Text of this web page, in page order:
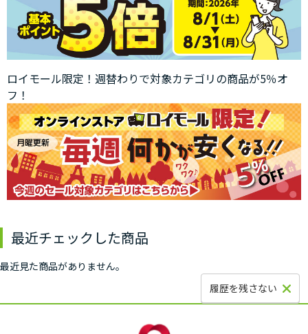
ロイモール限定！週替わりで対象カテゴリの商品が5％オ
フ！
最近チェックした商品
最近見た商品がありません。
履歴を残さない